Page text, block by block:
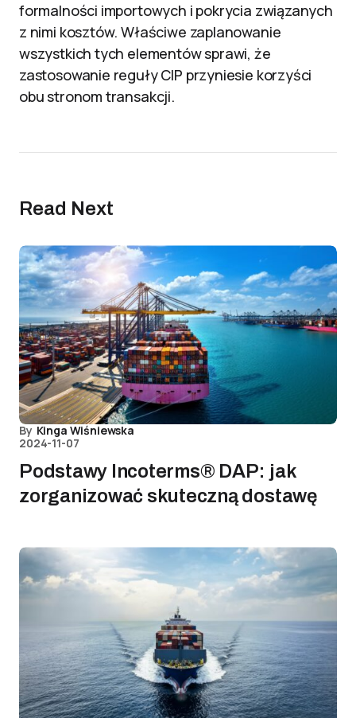
formalności importowych i pokrycia związanych
z nimi kosztów. Właściwe zaplanowanie
wszystkich tych elementów sprawi, że
zastosowanie reguły CIP przyniesie korzyści
obu stronom transakcji.
Read Next
By Kinga Wiśniewska
2024-11-07
Podstawy Incoterms® DAP: jak
zorganizować skuteczną dostawę